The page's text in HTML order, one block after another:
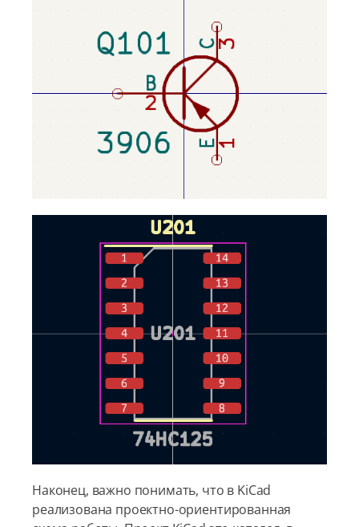
Наконец, важно понимать, что в KiCad
реализована проектно-ориентированная